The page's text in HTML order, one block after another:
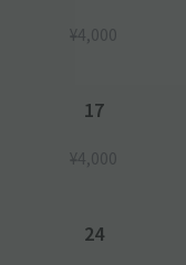
¥4,000
17
¥4,000
24